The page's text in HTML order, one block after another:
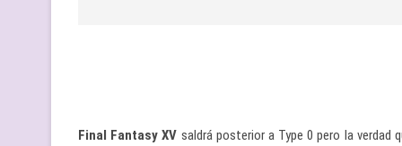
Final Fantasy XV saldrá posterior a Type 0 pero la